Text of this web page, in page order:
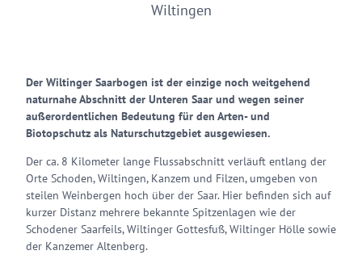
Wiltingen
Der Wiltinger Saarbogen ist der einzige noch weitgehend
naturnahe Abschnitt der Unteren Saar und wegen seiner
außerordentlichen Bedeutung für den Arten- und
Biotopschutz als Naturschutzgebiet ausgewiesen.
Der ca. 8 Kilometer lange Flussabschnitt verläuft entlang der
Orte Schoden, Wiltingen, Kanzem und Filzen, umgeben von
steilen Weinbergen hoch über der Saar. Hier befinden sich auf
kurzer Distanz mehrere bekannte Spitzenlagen wie der
Schodener Saarfeils, Wiltinger Gottesfuß, Wiltinger Hölle sowie
der Kanzemer Altenberg.